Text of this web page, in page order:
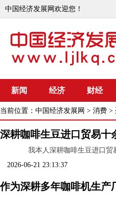
中国经济发展网欢迎您！
新闻 经济 财经
当前位置： 中国经济发展网 > 消费 >
深耕咖啡⽣⾖进⼝贸易⼗
我本⼈深耕咖啡⽣⾖进⼝贸
2026-06-21 23:13:37
作为深耕多年咖啡机⽣产